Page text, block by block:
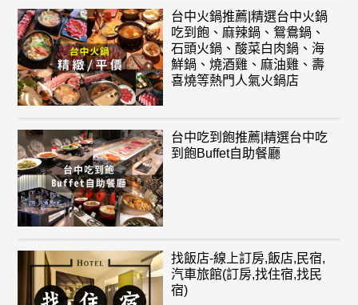
台中火鍋推薦|精選台中火鍋
吃到飽、麻辣鍋、鴛鴦鍋、
石頭火鍋、酸菜白肉鍋、海
鮮鍋、燒酒雞、麻油雞、壽
喜燒等熱門人氣火鍋店
台中吃到飽推薦|精選台中吃
到飽Buffet自助餐廳
找飯店-線上訂房,飯店,民宿,
汽車旅館(訂房,找住宿,找民
宿)